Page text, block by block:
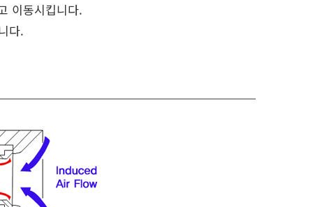
이동시킵니다.
다.